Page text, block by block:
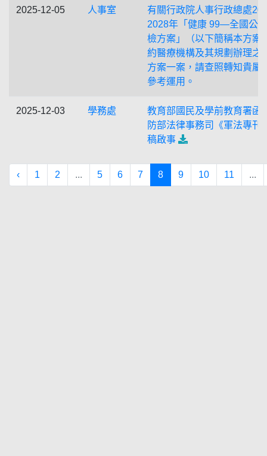
2025-12-05 人事室
有關行政院人事行政總處
2028年「健康 99—全國公
檢方案」（以下簡稱本方案
約醫療機構及其規劃辦理之
方案一案，請查照轉知貴屬
參考運用。
2025-12-03 學務處
教育部國民及學前教育署函
防部法律事務司《軍法專刊
稿啟事
‹ 1 2 ... 5 6 7 8 9 10 11 ...